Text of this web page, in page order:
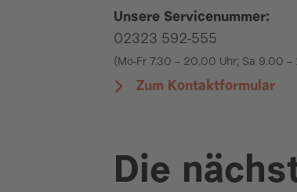
Unsere Servicenummer:
02323 592-555
(Mo-Fr 7.30 – 20.00 Uhr; Sa 9.00 –
Zum Kontaktformular
Die